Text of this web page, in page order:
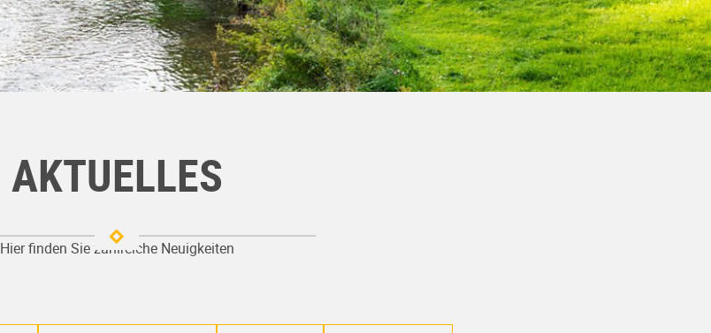
AKTUELLES
Hier finden Sie zahlreiche Neuigkeiten